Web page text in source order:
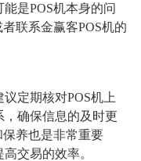
是POS机本身的问
联系金赢客POS机的
定期核对POS机上
确保信息的及时更
养也是非常重要
交易的效率。